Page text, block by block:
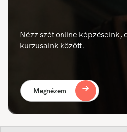
Nézz szét online képzéseink,
kurzusaink között.
Megnézem